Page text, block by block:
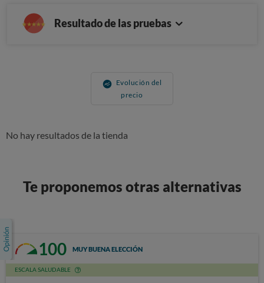
Resultado de las pruebas
Evolución del
precio
No hay resultados de la tienda
Te proponemos otras alternativas
100 MUY BUENA ELECCIÓN
ESCALA SALUDABLE